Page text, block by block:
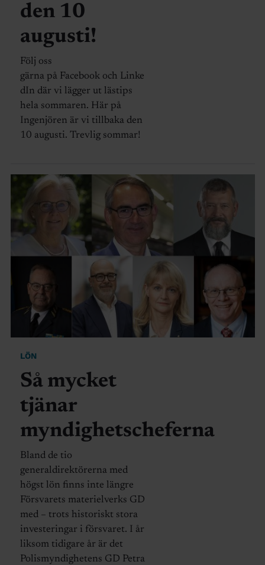
den 10
augusti!
Följ oss
gärna på Facebook och Linke
dIn där vi lägger ut lästips
hela sommaren. Här på
Ingenjören är vi tillbaka den
10 augusti. Trevlig sommar!
LÖN
Så mycket
tjänar
myndighetscheferna
Bland de tio
generaldirektörerna med
högst lön finns inte längre
Försvarets materielverks GD
med – trots historiskt stora
investeringar i försvaret. I år
liksom tidigare år är det
Polismyndighetens GD Petra